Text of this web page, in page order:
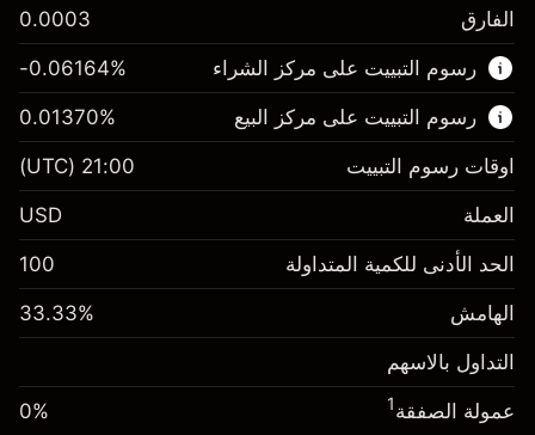
هذا السوق المالي متاح للتداول من خلال عقود
الفروقات.
اعرف المزيد عن:
عقود الفروقات
الفارق 0.0003
رسوم التبييت على مركز الشراء
الهامش. استثمارك $1,000.00
-0.061644
%
(-$1.85)
حجم التداول مع الرافعة المالية ~ $
المال من الرافعة المالية ~
-0.06164%
رسوم التبييت على مركز البيع
الهامش. استثمارك $1,000.00
رسم المبيت
0.013699
($0.41)
حجم التداول مع الرافعة المالية ~ $
0.01370%
اوقات رسوم التبييت 21:00
(UTC)
العملة USD
الحد الأدنى للكمية المتداولة 100
الهامش 33.33%
التداول بالاسهم
عمولة الصفقة1
0%